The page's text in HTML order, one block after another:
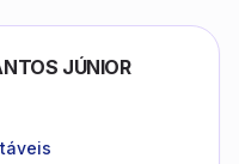
JÚNIOR